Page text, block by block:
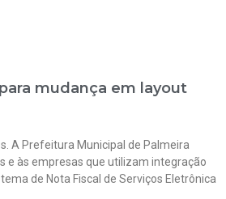
mudança em layout
A Prefeitura Municipal de Palmeira
e às empresas que utilizam integração
de Nota Fiscal de Serviços Eletrônica